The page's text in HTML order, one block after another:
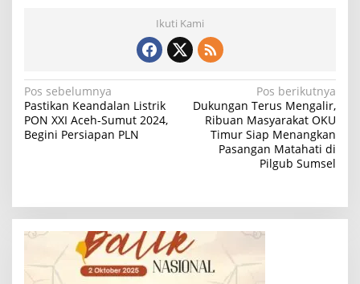
Ikuti Kami
N
a
v
a
s
p
Pos sebelumnya
Pastikan Keandalan Listrik
PON XXI Aceh-Sumut 2024,
Begini Persiapan PLN
Pos berikutnya
Dukungan Terus Mengalir,
Ribuan Masyarakat OKU
Timur Siap Menangkan
Pasangan Matahati di
Pilgub Sumsel